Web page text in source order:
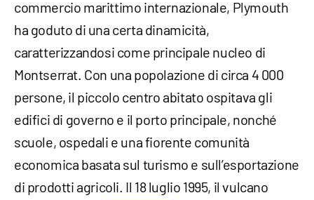
commercio marittimo internazionale, Plymouth
ha goduto di una certa dinamicità,
caratterizzandosi come principale nucleo di
Montserrat. Con una popolazione di circa 4 000
persone, il piccolo centro abitato ospitava gli
edifici di governo e il porto principale, nonché
scuole, ospedali e una fiorente comunità
economica basata sul turismo e sull’esportazione
di prodotti agricoli. Il 18 luglio 1995, il vulcano